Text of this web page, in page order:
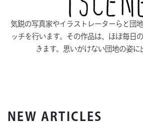
気鋭の写真家やイラストレーターらと団
ッチを行います。その作品は、ほぼ毎日
きます。思いがけない団地の姿に
NEW ARTICLES